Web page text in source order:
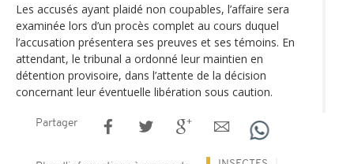
Les accusés ayant plaidé non coupables, l’affaire sera
examinée lors d’un procès complet au cours duquel
l’accusation présentera ses preuves et ses témoins. En
attendant, le tribunal a ordonné leur maintien en
détention provisoire, dans l’attente de la décision
concernant leur éventuelle libération sous caution.
Partager